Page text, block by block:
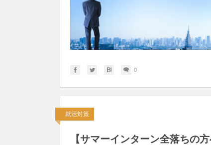
0
就活対策
【サマーインターン全落ちの